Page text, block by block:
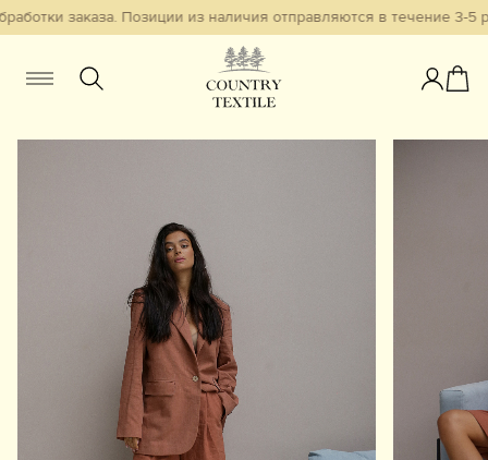
заказа. Позиции из наличия отправляются в течение 3-5
Смотреть всё
В наличии
Бестселлеры